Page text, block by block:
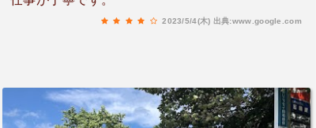
2023/5/4(木) 出典:www.google.com